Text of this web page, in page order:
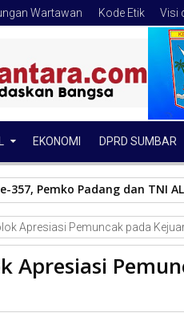
Wartawan Kode Etik Visi
EKONOMI DPRD SUMBAR
357, Pemko Padang dan TNI
Apresiasi Pemuncak pada
Apresiasi